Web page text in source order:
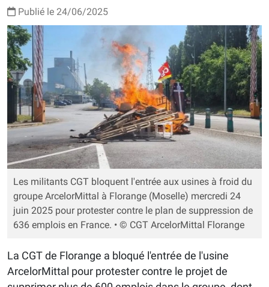
Publié le 24/06/2025
Les militants CGT bloquent l'entrée aux usines à froid du
groupe ArcelorMittal à Florange (Moselle) mercredi 24
juin 2025 pour protester contre le plan de suppression de
636 emplois en France. • © CGT ArcelorMittal Florange
La CGT de Florange a bloqué l'entrée de l'usine
ArcelorMittal pour protester contre le projet de